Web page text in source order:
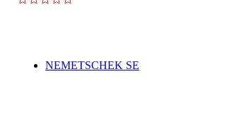
NEMETSCHEK SE